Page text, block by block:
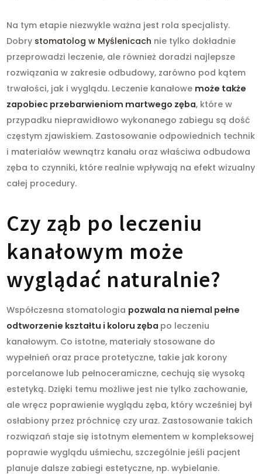
Na tym etapie niezwykle ważna jest rola specjalisty.
Dobry stomatolog w Myślenicach nie tylko dokładnie
przeprowadzi leczenie, ale również doradzi najlepsze
rozwiązania w zakresie odbudowy, zarówno pod kątem
trwałości, jak i wyglądu. Leczenie kanałowe może także
zapobiec przebarwieniom martwego zęba, które w
przypadku nieprawidłowo wykonanego zabiegu są dość
częstym zjawiskiem. Zastosowanie odpowiednich technik
i materiałów wewnątrz kanału oraz właściwa odbudowa
zęba to czynniki, które realnie wpływają na efekt wizualny
całej procedury.
Czy ząb po leczeniu
kanałowym może
wyglądać naturalnie?
Współczesna stomatologia pozwala na niemal pełne
odtworzenie kształtu i koloru zęba po leczeniu
kanałowym. Co istotne, materiały stosowane do
wypełnień oraz prace protetyczne, takie jak korony
porcelanowe lub pełnoceramiczne, cechują się wysoką
estetyką. Dzięki temu możliwe jest nie tylko zachowanie,
ale wręcz poprawienie wyglądu zęba, który wcześniej był
osłabiony przez próchnicę czy uraz. Zastosowanie takich
rozwiązań staje się istotnym elementem w kompleksowej
poprawie wyglądu uśmiechu, szczególnie jeśli pacjent
planuje dalsze zabiegi estetyczne, np. wybielanie.